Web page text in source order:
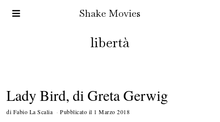
Shake Movies
libertà
Lady Bird, di Greta Gerwig
di Fabio La Scalia Pubblicato il 1 Marzo 2018